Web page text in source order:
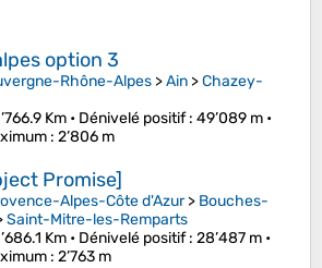
option 3
Rhône-Alpes >Ain >Chazey-
Km • Dénivelé positif: 49’089 m •
: 2’806 m
Promise]
Alpes-Côte d'Azur> Bouches-
Saint-Mitre-les-Remparts
Km • Dénivelé positif: 28’487 m •
: 2’763 m